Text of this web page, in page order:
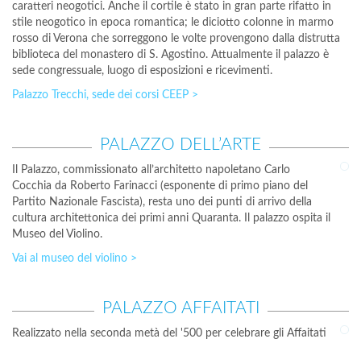
caratteri neogotici. Anche il cortile è stato in gran parte rifatto in
stile neogotico in epoca romantica; le diciotto colonne in marmo
rosso di Verona che sorreggono le volte provengono dalla distrutta
biblioteca del monastero di S. Agostino. Attualmente il palazzo è
sede congressuale, luogo di esposizioni e ricevimenti.
Palazzo Trecchi, sede dei corsi CEEP >
PALAZZO DELL’ARTE
Il Palazzo, commissionato all’architetto napoletano Carlo
Cocchia da Roberto Farinacci (esponente di primo piano del
Partito Nazionale Fascista), resta uno dei punti di arrivo della
cultura architettonica dei primi anni Quaranta. Il palazzo ospita il
Museo del Violino.
Vai al museo del violino >
PALAZZO AFFAITATI
Realizzato nella seconda metà del '500 per celebrare gli Affaitati